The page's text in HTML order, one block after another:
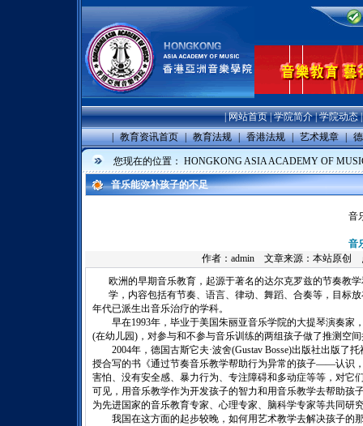
|网站首页|学院简介|学院动态
| 教育资讯首页 | 教育法规 | 香港法规 | 艺术规章 |
您现在的位置： HONGKONG ASIA ACADEMY OF
音乐能弥补孩子的不足
音
音
作者： admin文章来源：本站原创
欧洲的早期音乐教育，起源于著名的达尔克罗兹的节奏教
学，内容包括有节奏、语言、律动、舞蹈、合奏等，目标
年代已派生出音乐治疗的学科。
早在1993年，毕业于美国朱丽亚音乐学院的大提琴演奏家
(在幼儿园)，对参与和不参与音乐训练的两组孩子做了推测空
2004年，德国古斯它夫·波舍(Gustav Bosse)出版社出版了托
授合写的书《通过节奏音乐教学帮助行为异常的孩子——认识
害怕、没有安全感、暴力行为、专注障碍和多动症等等，对它
可见，用音乐教学作为开发孩子的智力和用音乐教学去帮助孩
为先进国家的音乐教育专家、心理专家、脑科学专家等共同研
我国在这方面的起步较晚，如何用艺术教学去解决孩子的